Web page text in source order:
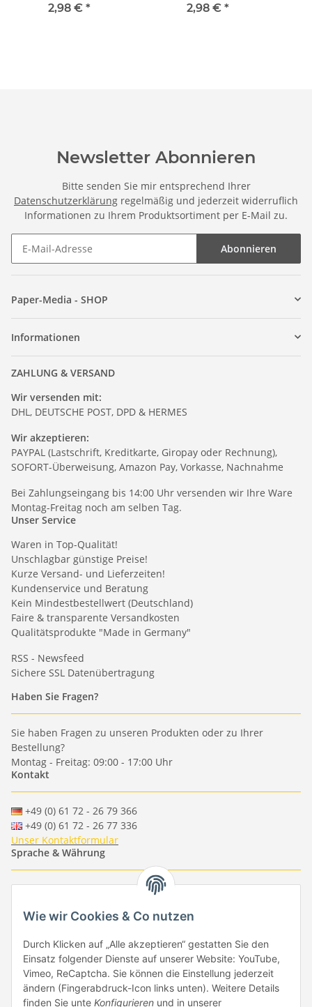
2,98 € *
2,98 € *
Newsletter Abonnieren
Bitte senden Sie mir entsprechend Ihrer
Datenschutzerklärung regelmäßig und jederzeit widerruflich
Informationen zu Ihrem Produktsortiment per E-Mail zu.
Abonnieren
Paper-Media - SHOP
Informationen
ZAHLUNG & VERSAND
Wir versenden mit:
DHL, DEUTSCHE POST, DPD & HERMES
Wir akzeptieren:
PAYPAL (Lastschrift, Kreditkarte, Giropay oder Rechnung),
SOFORT-Überweisung, Amazon Pay, Vorkasse, Nachnahme
Bei Zahlungseingang bis 14:00 Uhr versenden wir Ihre Ware
Montag-Freitag noch am selben Tag.
Unser Service
Waren in Top-Qualität!
Unschlagbar günstige Preise!
Kurze Versand- und Lieferzeiten!
Kundenservice und Beratung
Kein Mindestbestellwert (Deutschland)
Faire & transparente Versandkosten
Qualitätsprodukte "Made in Germany"
RSS - Newsfeed
Sichere SSL Datenübertragung
Haben Sie Fragen?
Sie haben Fragen zu unseren Produkten oder zu Ihrer
Bestellung?
Montag - Freitag: 09:00 - 17:00 Uhr
Kontakt
+49 (0) 61 72 - 26 79 366
+49 (0) 61 72 - 26 77 336
Unser Kontaktformular
Sprache & Währung
- - -
-
EUR-GBP-USD-CHF
Händlerbund
Wie wir Cookies & Co nutzen
Durch Klicken auf „Alle akzeptieren“ gestatten Sie den
Einsatz folgender Dienste auf unserer Website: YouTube,
Vimeo, ReCaptcha. Sie können die Einstellung jederzeit
ändern (Fingerabdruck-Icon links unten). Weitere Details
finden Sie unte Konfigurieren und in unserer